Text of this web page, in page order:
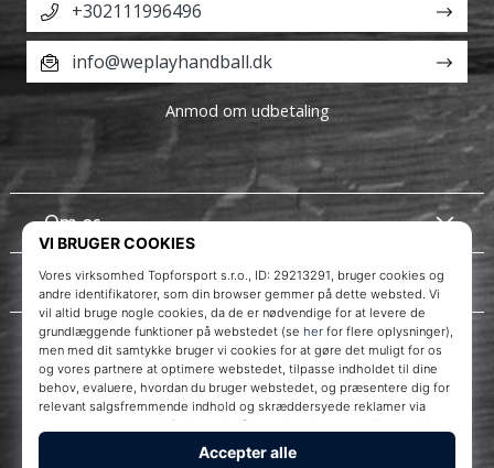
WePlayHandball.dk
Instagram
Om os
Kundeservice
+302111996496
info@weplayhandball.dk
Anmod om udbetaling